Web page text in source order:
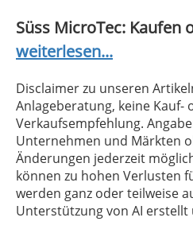
Süss MicroTec: Kaufen
weiterlesen...
Disclaimer zu unseren
Anlageberatung, keine Kauf-
Verkaufsempfehlung.
Unternehmen und Märkten
Änderungen jederzeit
können zu hohen Verlusten
werden ganz oder teilweise
Unterstützung von AI